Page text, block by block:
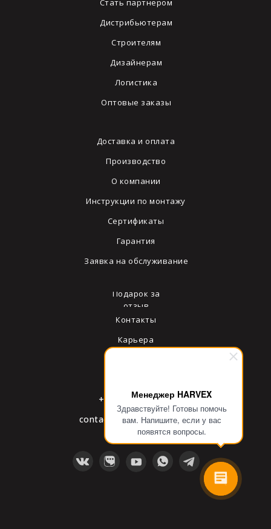
Менеджер HARVEX
Здравствуйте! Готовы помочь
вам. Напишите, если у вас
появятся вопросы.
Дистрибьютерам
Строителям
Дизайнерам
Логистика
Оптовые заказы
Доставка и оплата
Производство
О компании
Инструкции по монтажу
Сертификаты
Гарантия
Заявка на обслуживание
Подарок за
отзыв
Контакты
Карьера
+7 495 231-03-37
contact@harvex-deck.com